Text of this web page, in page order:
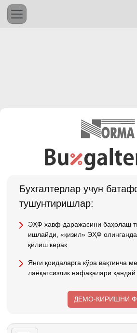
Бухгалтерлар учун
тушунтиришлар:
ЭҲФ хавф даражасини баҳолаш
ишлайди, «қизил» ЭҲФ олинганда
қилиш керак
Янги қоидаларга кўра вақтинча
лаёқатсизлик нафақалари қандай
ДЕМО-КИРИШНИ